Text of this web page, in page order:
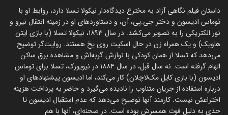
داستان فیلم نگاهی آزاد به مخترع دیدگاه‌دار نیکولا تسلا دارد، روابط او با
توماس ادیسون و دختر جی.پی، آن، و دستاوردهای او در زمینه انتقال نیرو و
نور الکتریکی را به تصویر می‌کشد. در سال ۱۸۹۳، نیکولا تسلا (با بازی ایتن
هاویک) و یک همراه زن در حال اسکیت روی یخ هستند. روایت‌گر توضیح
می‌دهد که تسلا از همان کودکی با نوازش گربه‌اش و مشاهده برق ساکن
الهام گرفته است. نه سال قبل، در سال ۱۸۸۴ در نیویورک، تسلا برای توماس
ادیسون (با بازی کایل مک‌لاچلان) کار می‌کند، اما ادیسون پیشنهادهای او
درباره استفاده از جریان متناوب را نادیده می‌گیرد و حاضر به پرداخت هزینه
اختراعش نیست. کارمند آنها توضیح می‌دهد که عدم استقبال ادیسون تا
حدی به دلیل فوت همسرش بوده است. در صحنه‌ای، آنها با هم